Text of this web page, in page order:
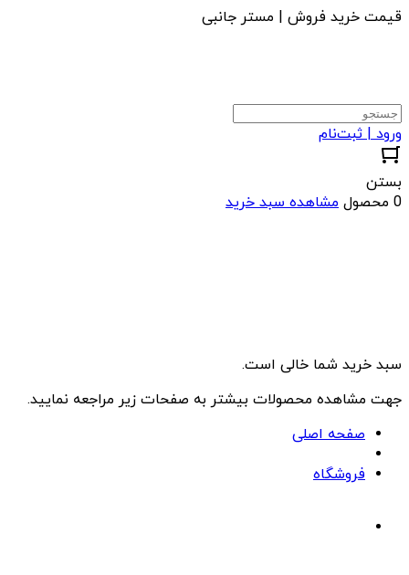
قیمت خرید فروش | مستر جانبی
ورود | ثبت‌نام
بستن
0 محصول
مشاهده سبد خرید
سبد خرید شما خالی است.
جهت مشاهده محصولات بیشتر به صفحات زیر مراجعه نمایید.
صفحه اصلی
فروشگاه